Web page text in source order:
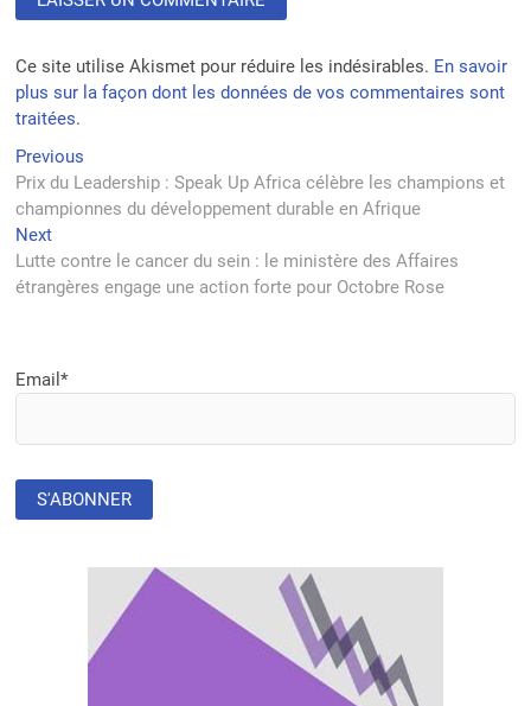
Ce site utilise Akismet pour réduire les indésirables. En savoir
plus sur la façon dont les données de vos commentaires sont
traitées.
Navigation
de
l’article
Previous
post:
Prix du Leadership : Speak Up Africa célèbre les champions et
championnes du développement durable en Afrique
NextNext
post:
Lutte contre le cancer du sein : le ministère des Affaires
étrangères engage une action forte pour Octobre Rose
Email*